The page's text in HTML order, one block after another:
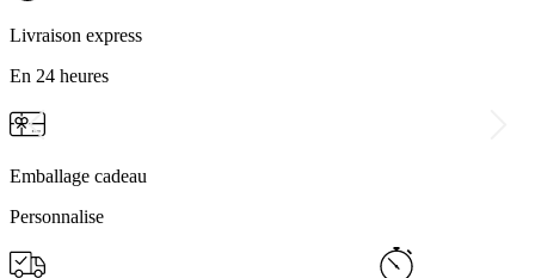
Livraison express
En 24 heures
Emballage cadeau
Personnalise